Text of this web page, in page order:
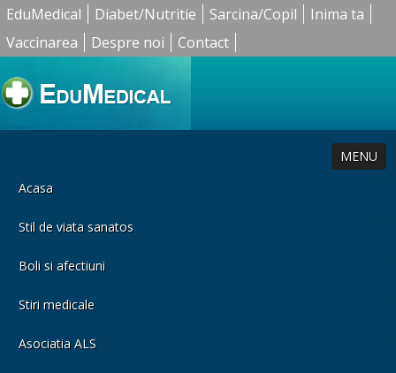
EduMedical Diabet/Nutritie Sarcina/Copil
Inima ta
Vaccinarea
Despre noi Contact
MENU
Acasa
Stil de viata sanatos
Boli si afectiuni
Stiri medicale
Asociatia ALS